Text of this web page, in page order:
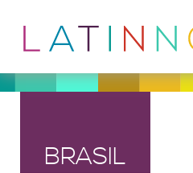
BRASIL